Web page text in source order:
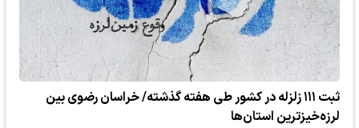
ثبت ۱۱۱ زلزله در کشور طی هفته گذشته/ خراسان رضوی بین
لرزه‌خیزترین استان‌ها